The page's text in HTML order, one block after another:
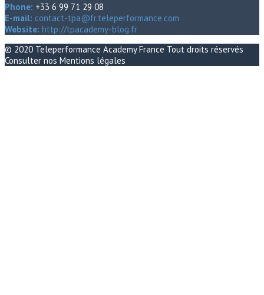
Phone: +33 6 99 71 29 08
E-mail: contact-tpa@fr.teleperformance.com
Website: http://tpacademy-blog.fr
© 2020 Teleperformance Academy France Tout droits réservés
Consulter nos Mentions légales